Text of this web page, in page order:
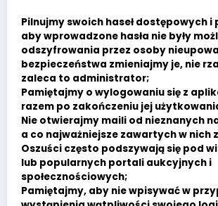
Pilnujmy swoich haseł dostępowych
aby wprowadzone hasła nie były
odszyfrowania przez osoby
bezpieczeństwa zmieniajmy je, nie
zaleca to administrator;
Pamiętajmy o wylogowaniu się z
razem po zakończeniu jej
Nie otwierajmy maili od nieznanych
a co najważniejsze zawartych w nich
Oszuści często podszywają się pod
lub popularnych portali aukcyjnych i
społecznościowych;
Pamiętajmy, aby nie wpisywać w